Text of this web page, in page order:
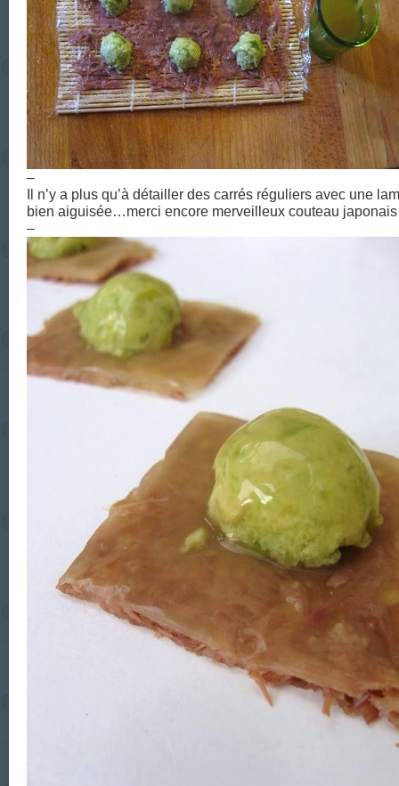
–
Il n’y a plus qu’à détailler des carrés réguliers avec une
bien aiguisée…merci encore merveilleux couteau
–